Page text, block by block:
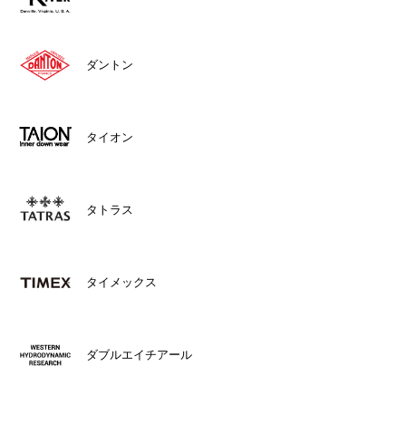
ダントン
タイオン
タトラス
タイメックス
ダブルエイチアール